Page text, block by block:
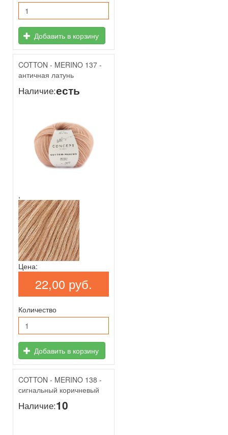
Добавить в корзину
COTTON - MERINO 137 -
античная латунь
Наличие:есть
,
Цена:
22,00 руб.
Количество
Добавить в корзину
COTTON - MERINO 138 -
сигнальный коричневый
Наличие:10